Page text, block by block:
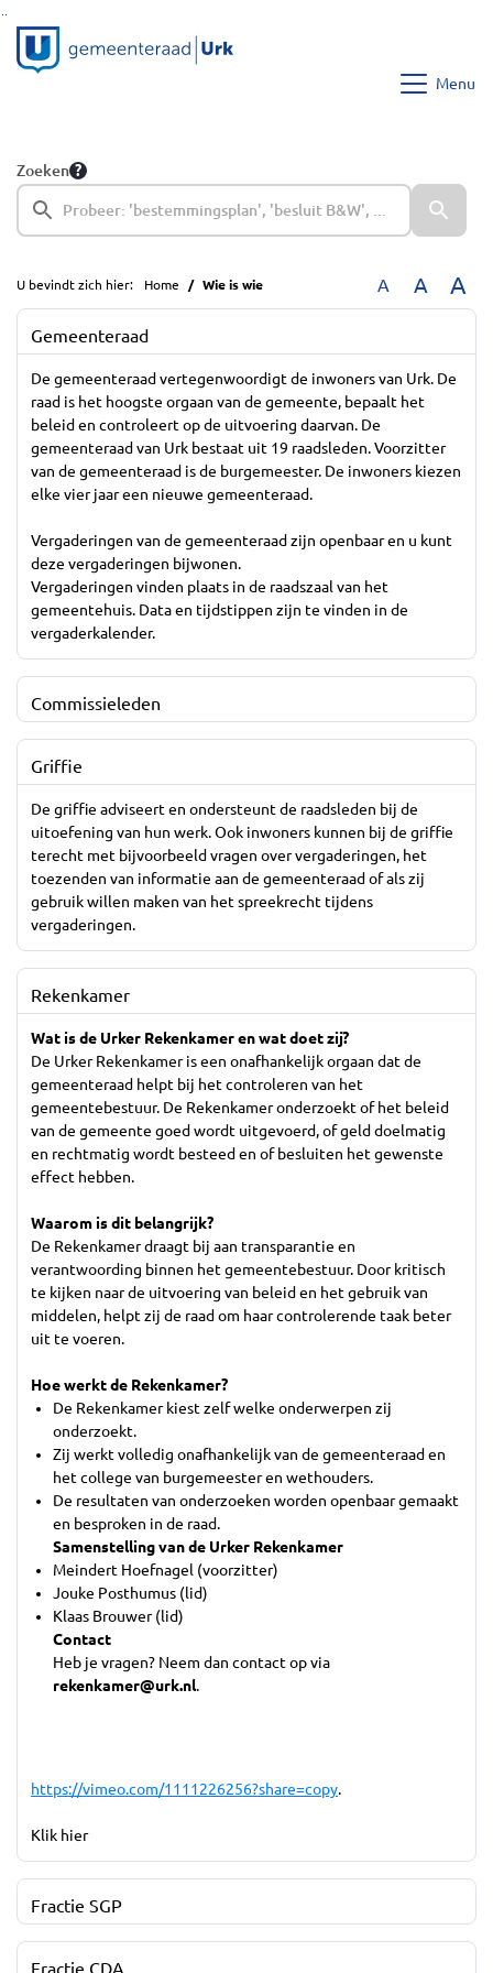
Ga naar de inhoud van deze pagina
Ga naar het zoeken
Ga naar het menu
Menu
Zoeken
U bevindt zich hier: Home Wie is wie A A A
Gemeenteraad
De gemeenteraad vertegenwoordigt de inwoners van Urk. De
raad is het hoogste orgaan van de gemeente, bepaalt het
beleid en controleert op de uitvoering daarvan. De
gemeenteraad van Urk bestaat uit 19 raadsleden. Voorzitter
van de gemeenteraad is de burgemeester. De inwoners kiezen
elke vier jaar een nieuwe gemeenteraad.
Vergaderingen van de gemeenteraad zijn openbaar en u kunt
deze vergaderingen bijwonen.
Vergaderingen vinden plaats in de raadszaal van het
gemeentehuis. Data en tijdstippen zijn te vinden in de
vergaderkalender.
Commissieleden
Griffie
De griffie adviseert en ondersteunt de raadsleden bij de
uitoefening van hun werk. Ook inwoners kunnen bij de griffie
terecht met bijvoorbeeld vragen over vergaderingen, het
toezenden van informatie aan de gemeenteraad of als zij
gebruik willen maken van het spreekrecht tijdens
vergaderingen.
Rekenkamer
Wat is de Urker Rekenkamer en wat doet zij?
De Urker Rekenkamer is een onafhankelijk orgaan dat de
gemeenteraad helpt bij het controleren van het
gemeentebestuur. De Rekenkamer onderzoekt of het beleid
van de gemeente goed wordt uitgevoerd, of geld doelmatig
en rechtmatig wordt besteed en of besluiten het gewenste
effect hebben.
Waarom is dit belangrijk?
De Rekenkamer draagt bij aan transparantie en
verantwoording binnen het gemeentebestuur. Door kritisch
te kijken naar de uitvoering van beleid en het gebruik van
middelen, helpt zij de raad om haar controlerende taak beter
uit te voeren.
Hoe werkt de Rekenkamer?
De Rekenkamer kiest zelf welke onderwerpen zij
onderzoekt.
Zij werkt volledig onafhankelijk van de gemeenteraad en
het college van burgemeester en wethouders.
De resultaten van onderzoeken worden openbaar gemaakt
en besproken in de raad.
Samenstelling van de Urker Rekenkamer
Meindert Hoefnagel (voorzitter)
Jouke Posthumus (lid)
Klaas Brouwer (lid)
Contact
Heb je vragen? Neem dan contact op via
rekenkamer@urk.nl.
https://vimeo.com/1111226256?share=copy.
Klik hier
Fractie SGP
Fractie CDA